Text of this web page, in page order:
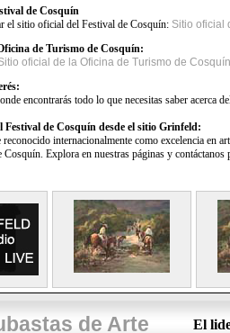
de Cosquín
el sitio oficial del Festival de Cosquín: Sitio oficial
de Turismo de Cosquín:
oficial de la Oficina de Turismo de Cosquín
encontrarás todo lo que necesitas saber acerca
de Cosquín desde el sitio Grinfeld:
internacionalmente como excelencia en
Cosquín. Explora en nuestras páginas y
de Arte El